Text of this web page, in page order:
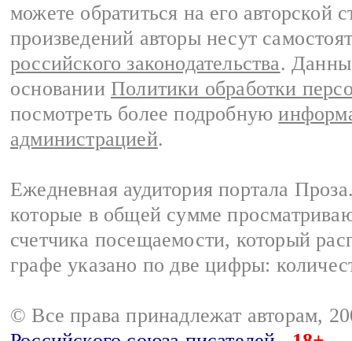
можете обратиться на его авторской
произведений авторы несут
российского законодательства.
основании Политики обработки
посмотреть более подробную
администрацией.
Ежедневная аудитория портала
которые в общей сумме
счетчика посещаемости, который
графе указано по две цифры:
© Все права принадлежат авторам,